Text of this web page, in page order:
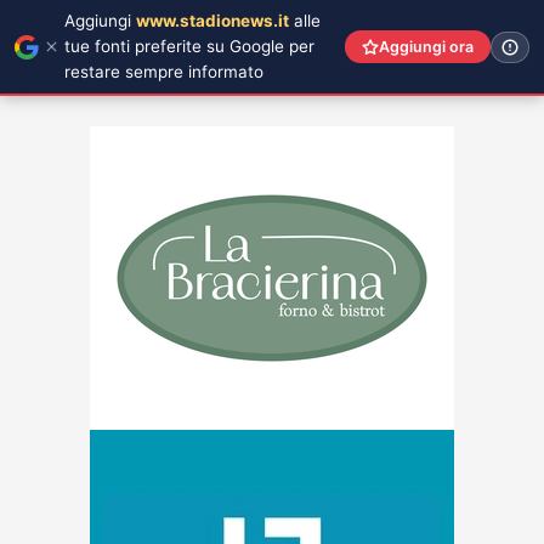
Aggiungi www.stadionews.it alle
tue fonti preferite su Google per
restare sempre informato
Aggiungi ora